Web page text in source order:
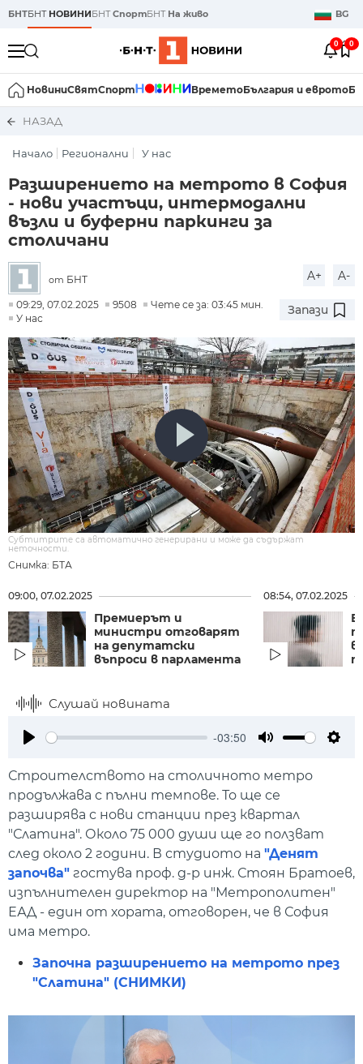
БНТБНТ НОВИНИБНТСпортБНТ На живо BG
0 0
НовиниСвятСпорт ВреметоБългария и еврото
НАЗАД
Начало Регионални У нас
Разширението на метрото в София
- нови участъци, интермодални
възли и буферни паркинги за
столичани
от БНТ A+ A-
09:29, 07.02.2025 9508
Чете се за: 03:45 мин.
У нас
Запази
Снимка: БТА
Субтитрите са автоматично генерирани и може да съдържат
неточности.
09:00, 07.02.2025
Премиерът и
министри отговарят
на депутатски
въпроси в парламента
08:54, 07.02.2025
Слушай новината
-03:50
Строителството на столичното метро
продължава с пълни темпове. То ще се
разширява с нови станции през квартал
"Слатина". Около 75 000 души ще го ползват
след около 2 години. В студиото на "Денят
започва" гостува проф. д-р инж. Стоян Братоев,
изпълнителен директор на "Метрополитен"
ЕАД - един от хората, отговорен, че в София
има метро.
Започна разширението на метрото през
"Слатина" (СНИМКИ)